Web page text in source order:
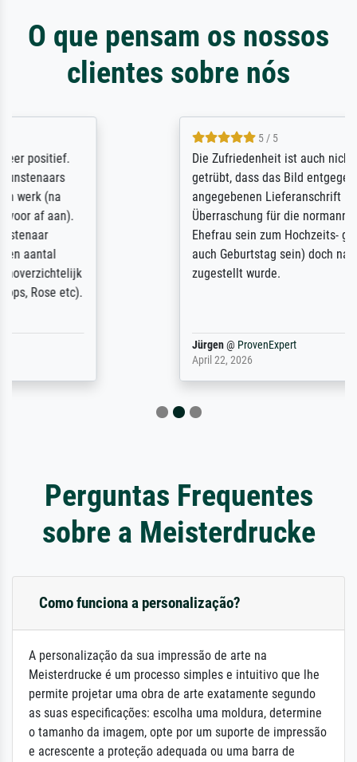
O que pensam os nossos
clientes sobre nós
Die Zufriedenheit ist auch nicht dadurch
getrübt, dass das Bild entgegen einer
angegebenen Lieferanschrift (sollte eine
Überraschung für die normannische
Ehefrau sein zum Hochzeits- gleichzeitig
auch Geburtstag sein) doch nach zu Hause
zugestellt wurde.
Perguntas Frequentes
sobre a Meisterdrucke
Como funciona a personalização?
A personalização da sua impressão de arte na
Meisterdrucke é um processo simples e intuitivo que lhe
permite projetar uma obra de arte exatamente segundo
as suas especificações: escolha uma moldura, determine
o tamanho da imagem, opte por um suporte de impressão
e acrescente a proteção adequada ou uma barra de